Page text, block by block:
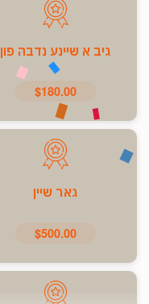
גיב א שיינע נדבה פון
$180.00
גאר שיין
$500.00